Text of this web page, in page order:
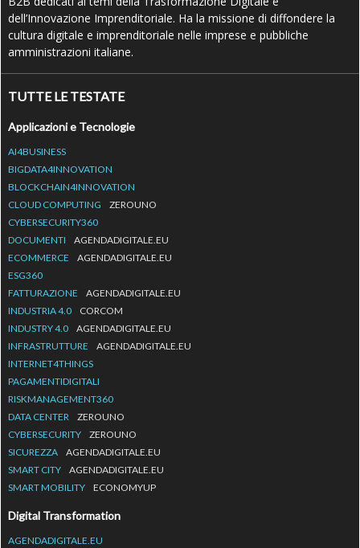
dell’Innovazione Imprenditoriale. Ha la missione di diffondere la
cultura digitale e imprenditoriale nelle imprese e pubbliche
amministrazioni italiane.
TUTTE LE TESTATE
Applicazioni e Tecnologie
AI4BUSINESS
BIGDATA4INNOVATION
BLOCKCHAIN4INNOVATION
CLOUD COMPUTING
ZEROUNO
CYBERSECURITY360
DOCUMENTI
AGENDADIGITALE.EU
ECOMMERCE
AGENDADIGITALE.EU
ESG360
FATTURAZIONE
AGENDADIGITALE.EU
INDUSTRIA 4.0
CORCOM
INDUSTRY 4.0
AGENDADIGITALE.EU
INFRASTRUTTURE
AGENDADIGITALE.EU
INTERNET4THINGS
PAGAMENTIDIGITALI
RISKMANAGEMENT360
DATA CENTER
ZEROUNO
CYBERSECURITY
ZEROUNO
SICUREZZA
AGENDADIGITALE.EU
SMART CITY
AGENDADIGITALE.EU
SMART MOBILITY
ECONOMYUP
Digital Transformation
AGENDADIGITALE.EU